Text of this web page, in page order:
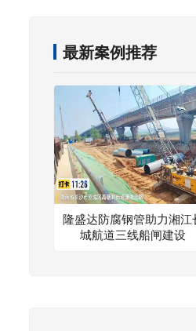
最新案例推荐
隆盛达防腐钢管助力湘江
城航道三线船闸建设